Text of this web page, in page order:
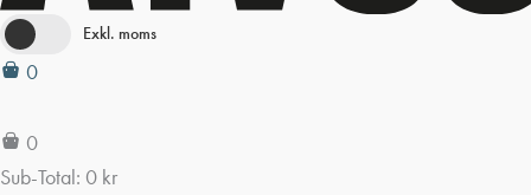
Exkl. moms
0
0
Sub-Total: 0 kr